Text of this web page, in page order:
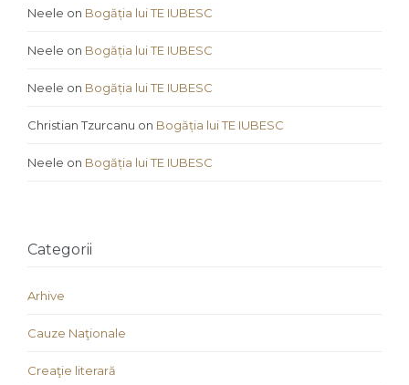
Neele on Bogăția lui TE IUBESC
Neele on Bogăția lui TE IUBESC
Neele on Bogăția lui TE IUBESC
Christian Tzurcanu on Bogăția lui TE IUBESC
Neele on Bogăția lui TE IUBESC
Categorii
Arhive
Cauze Naţionale
Creaţie literară